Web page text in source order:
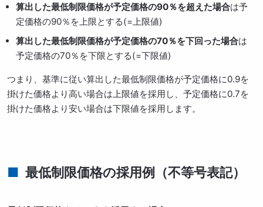
算出した最低制限価格が予定価格の90％を超えた場合は予
定価格の90％を上限とする(=上限値)
算出した最低制限価格が予定価格の70％を下回った場合は
予定価格の70％を下限とする(=下限値)
つまり、基準に従い算出した最低制限価格が予定価格に0.9を
掛けた価格より高い場合は上限値を採用し、予定価格に0.7を
掛けた価格より安い場合は下限値を採用します。
最低制限価格の採用例（不等号表記）